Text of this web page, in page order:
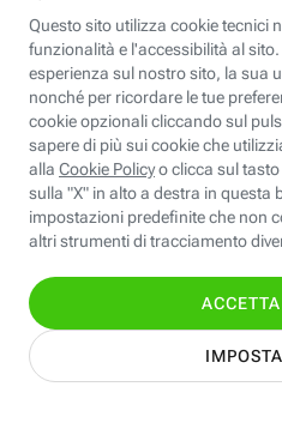
all'area
Per ricevere
creare playlist vocali
della Fastweb Digital
dedicati.